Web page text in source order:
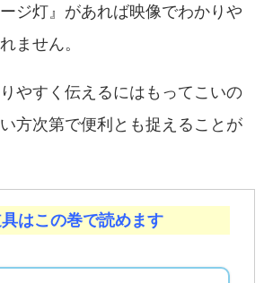
ジ灯』があれば映像でわかりや
ません。
やすく伝えるにはもってこいの
方次第で便利とも捉えることが
はこの巻で読めます